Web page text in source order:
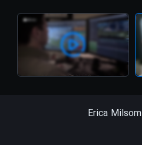
Erica Milsom